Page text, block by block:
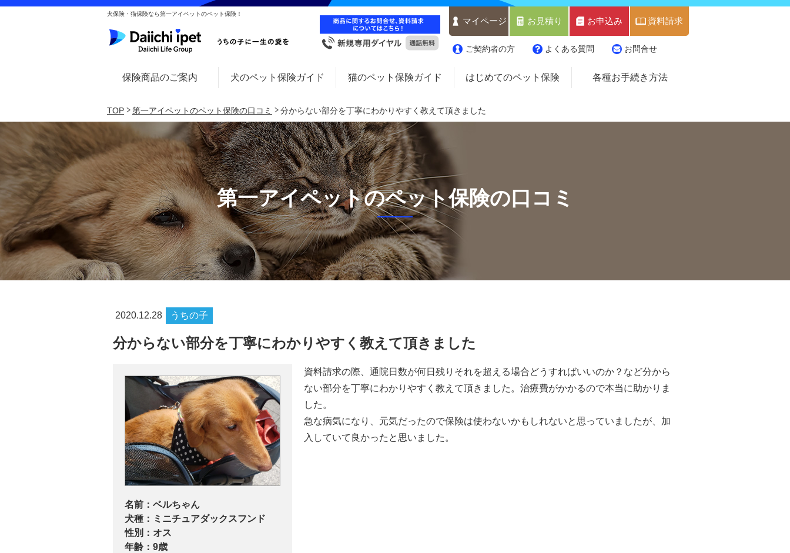
犬保険・猫保険なら第一アイペットのペット保険！
マイページ お見積り お申込み 資料請求
ご契約者の方 よくある質問 お問合せ
保険商品のご案内 犬のペット保険ガイド 猫のペット保険ガイド はじめてのペット保険 各種お手続き方法
TOP 第一アイペットのペット保険の口コミ 分からない部分を丁寧にわかりやすく教えて頂きました
第一アイペットのペット保険の口コミ
2020.12.28 うちの子
分からない部分を丁寧にわかりやすく教えて頂きました
名前： ベルちゃん
犬種： ミニチュアダックスフンド
性別： オス
年齢： 9歳
資料請求の際、通院日数が何日残りそれを超える場合どうすればいいのか？など分から
ない部分を丁寧にわかりやすく教えて頂きました。治療費がかかるので本当に助かりま
した。
急な病気になり、元気だったので保険は使わないかもしれないと思っていましたが、加
入していて良かったと思いました。